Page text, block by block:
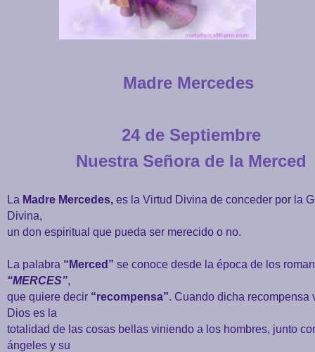
Madre Mercedes
24 de Septiembre
Nuestra Señora de la Merced
La Madre Mercedes, es la Virtud Divina de conceder por la
Divina,
un don espiritual que pueda ser merecido o no.
La palabra “Merced” se conoce desde la época de los
“MERCES”,
que quiere decir “recompensa”. Cuando dicha recompensa
Dios es la
totalidad de las cosas bellas viniendo a los hombres, junto
ángeles y su